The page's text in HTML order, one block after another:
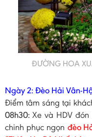
ĐƯỜNG HOA
Ngày 2: Đèo Hải Vân-
Điểm tâm sáng tại
08h30: Xe và HDV
chinh phục ngọn đèo